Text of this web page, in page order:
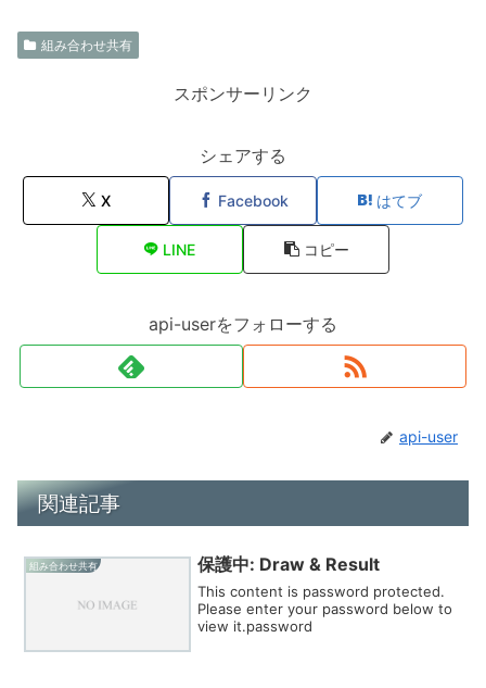
組み合わせ共有
スポンサーリンク
シェアする
X Facebook はてブ
LINE コピー
api-userをフォローする
api-user
関連記事
組み合わせ共有 保護中: Draw & Result
This content is password protected.
Please enter your password below to
view it.password